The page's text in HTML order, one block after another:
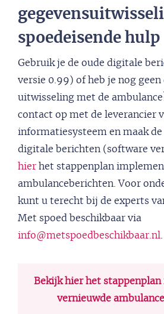
spoedeisende hulp
Gebruik je de oude digitale
versie 0.99) of heb je nog
uitwisseling met de
contact op met de leverancier
informatiesysteem en maak de
digitale berichten (software
hier het stappenplan
ambulanceberichten. Voor
kunt u terecht bij de experts
Met spoed beschikbaar via
info@metspoedbeschikbaar.nl.
Bekijk hier het
vernieuwde